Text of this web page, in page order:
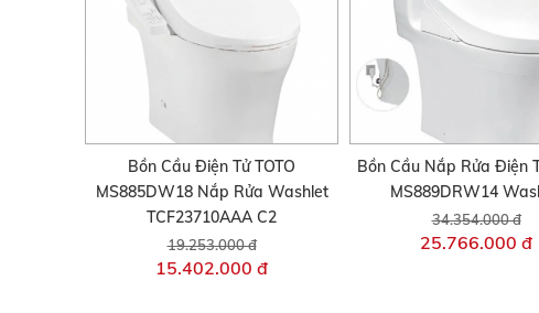
Bồn Cầu Điện Tử TOTO
MS885DW18 Nắp Rửa Washlet
TCF23710AAA C2
19.253.000 đ
15.402.000 đ
Bồn Cầu Nắp Rửa Điện
MS889DRW14
34.354.000 đ
25.766.000 đ